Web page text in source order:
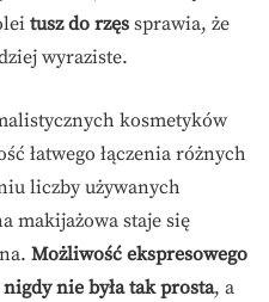
tusz do rzęs sprawia, że
wyraziste.
kosmetyków
łatwego łączenia różnych
liczby używanych
makijażowa staje się
Możliwość ekspresowego
nie była tak prosta, a